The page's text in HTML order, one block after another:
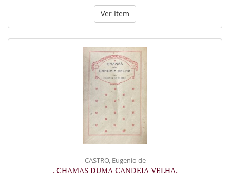
Ver Item
CASTRO, Eugenio de
. CHAMAS DUMA CANDEIA VELHA.